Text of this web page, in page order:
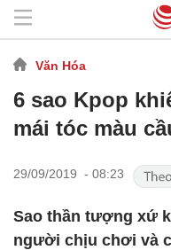
Văn Hóa
6 sao Kpop
mái tóc màu
29/09/2019 - 08:23
Sao thần tượng xứ
người chịu chơi và